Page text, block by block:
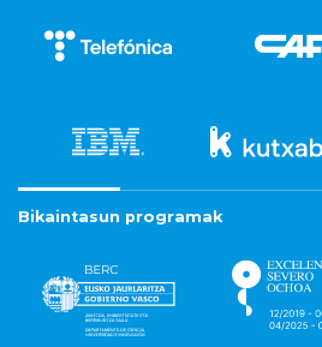
Bikaintasun programak